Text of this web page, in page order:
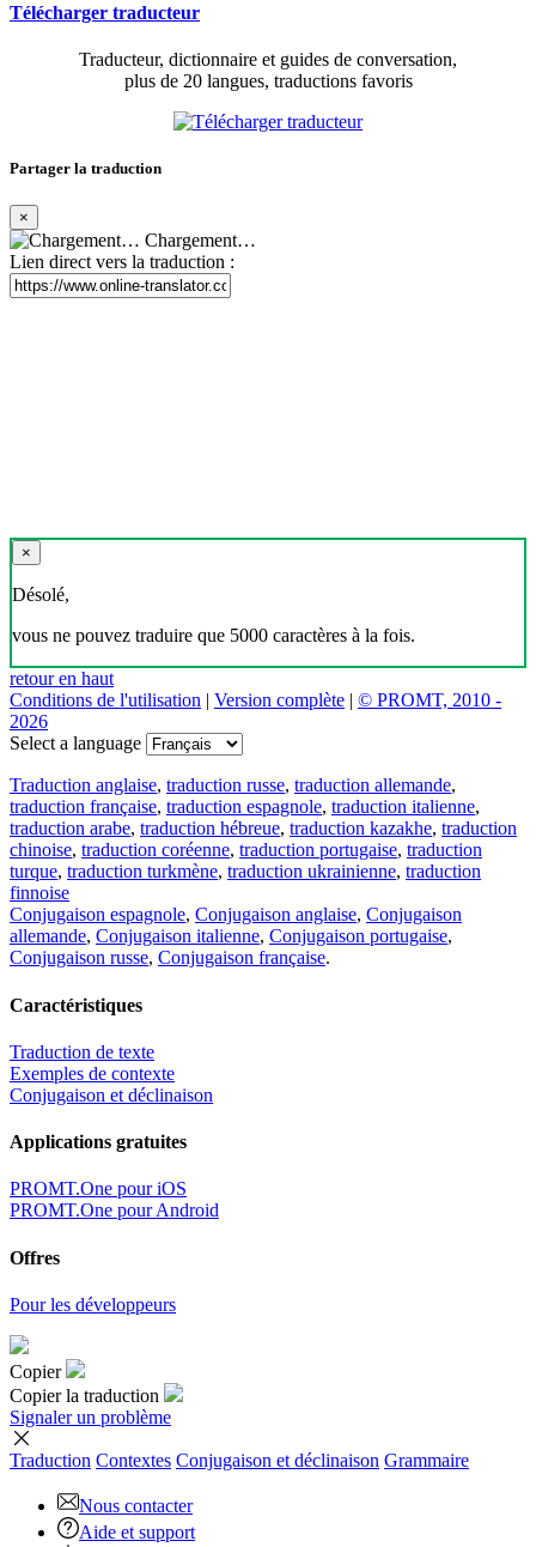
Télécharger traducteur
Traducteur, dictionnaire et guides de conversation,
plus de 20 langues, traductions favoris
Partager la traduction
×
Chargement…
Lien direct vers la traduction :
×
Désolé,
vous ne pouvez traduire que 5000 caractères à la fois.
retour en haut
Conditions de l'utilisation | Version complète | © PROMT, 2010 -
2026
Select a language
Traduction anglaise, traduction russe, traduction allemande,
traduction française, traduction espagnole, traduction italienne,
traduction arabe, traduction hébreue, traduction kazakhe, traduction
chinoise, traduction coréenne, traduction portugaise, traduction
turque, traduction turkmène, traduction ukrainienne, traduction
finnoise
Conjugaison espagnole, Conjugaison anglaise, Conjugaison
allemande, Conjugaison italienne, Conjugaison portugaise,
Conjugaison russe, Conjugaison française.
Caractéristiques
Traduction de texte
Exemples de contexte
Conjugaison et déclinaison
Applications gratuites
PROMT.One pour iOS
PROMT.One pour Android
Offres
Pour les développeurs
Copier
Copier la traduction
Signaler un problème
Traduction Contextes Conjugaison et déclinaison Grammaire
Nous contacter
Aide et support